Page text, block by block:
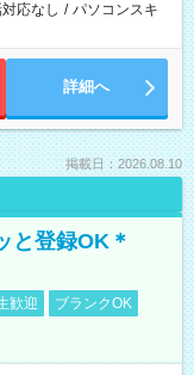
応なし / パソコンスキ
詳細へ
掲載日：2026.08.10
と登録OK＊
歓迎
ブランクOK